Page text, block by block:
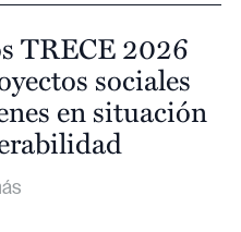
TRECE 2026
sociales
en situación